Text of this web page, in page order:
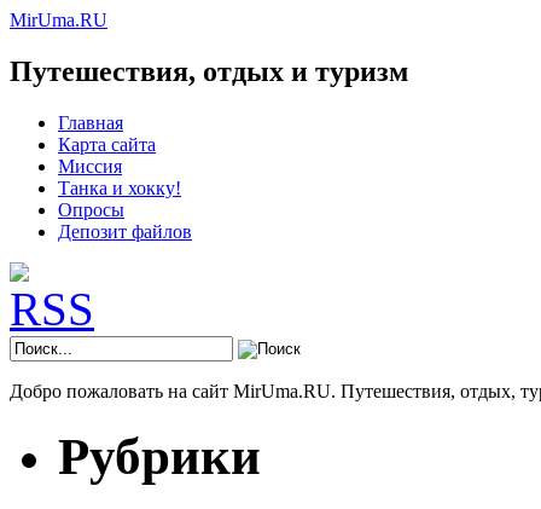
MirUma.RU
Путешествия, отдых и туризм
Главная
Карта сайта
Миссия
Танка и хокку!
Опросы
Депозит файлов
Добро пожаловать на сайт MirUma.RU. Путешествия, отдых,
Рубрики